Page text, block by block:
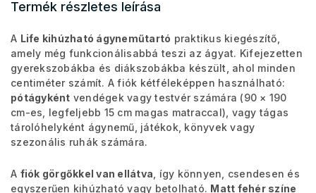
Termék részletes leírása
A Life kihúzható ágyneműtartó praktikus kiegészítő,
amely még funkcionálisabbá teszi az ágyat. Kifejezetten
gyerekszobákba és diákszobákba készült, ahol minden
centiméter számít. A fiók kétféleképpen használható:
pótágyként vendégek vagy testvér számára (90 × 190
cm-es, legfeljebb 15 cm magas matraccal), vagy tágas
tárolóhelyként ágynemű, játékok, könyvek vagy
szezonális ruhák számára.
A fiók görgőkkel van ellátva , így könnyen, csendesen és
egyszerűen kihúzható vagy betolható. Matt fehér színe